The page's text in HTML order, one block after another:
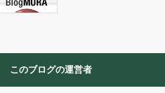
このブログの運営者